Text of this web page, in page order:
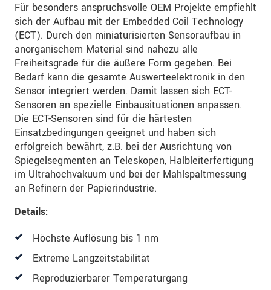
Für besonders anspruchsvolle OEM Projekte empfiehlt
sich der Aufbau mit der Embedded Coil Technology
(ECT). Durch den miniaturisierten Sensoraufbau in
anorganischem Material sind nahezu alle
Freiheitsgrade für die äußere Form gegeben. Bei
Bedarf kann die gesamte Auswerteelektronik in den
Sensor integriert werden. Damit lassen sich ECT-
Sensoren an spezielle Einbausituationen anpassen.
Die ECT-Sensoren sind für die härtesten
Einsatzbedingungen geeignet und haben sich
erfolgreich bewährt, z.B. bei der Ausrichtung von
Spiegelsegmenten an Teleskopen, Halbleiterfertigung
im Ultrahochvakuum und bei der Mahlspaltmessung
an Refinern der Papierindustrie.
Details:
Höchste Auflösung bis 1 nm
Extreme Langzeitstabilität
Reproduzierbarer Temperaturgang